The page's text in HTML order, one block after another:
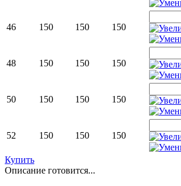
46 150 150 150
48 150 150 150
50 150 150 150
52 150 150 150
Купить
Описание готовится...